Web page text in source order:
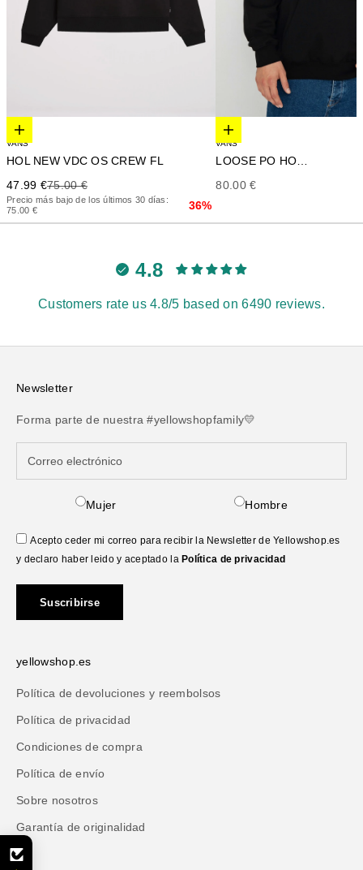
Elige opciones
VANS
HOL NEW VDC OS CREW FL
Precio de oferta
47.99 €Precio anterior
75.00 €
Precio más bajo de los últimos 30 días:
75.00 €
36%
Elige opciones
VANS
LOOSE PO HOODIE
Precio de oferta
80.00 €
4.8
Customers rate us 4.8/5 based on 6490 reviews.
Newsletter
Forma parte de nuestra #yellowshopfamily💛
Mujer Hombre
Acepto ceder mi correo para recibir la Newsletter de Yellowshop.es
y declaro haber leido y aceptado la Política de privacidad
Suscribirse
yellowshop.es
Política de devoluciones y reembolsos
Política de privacidad
Condiciones de compra
Política de envío
Sobre nosotros
Garantía de originalidad